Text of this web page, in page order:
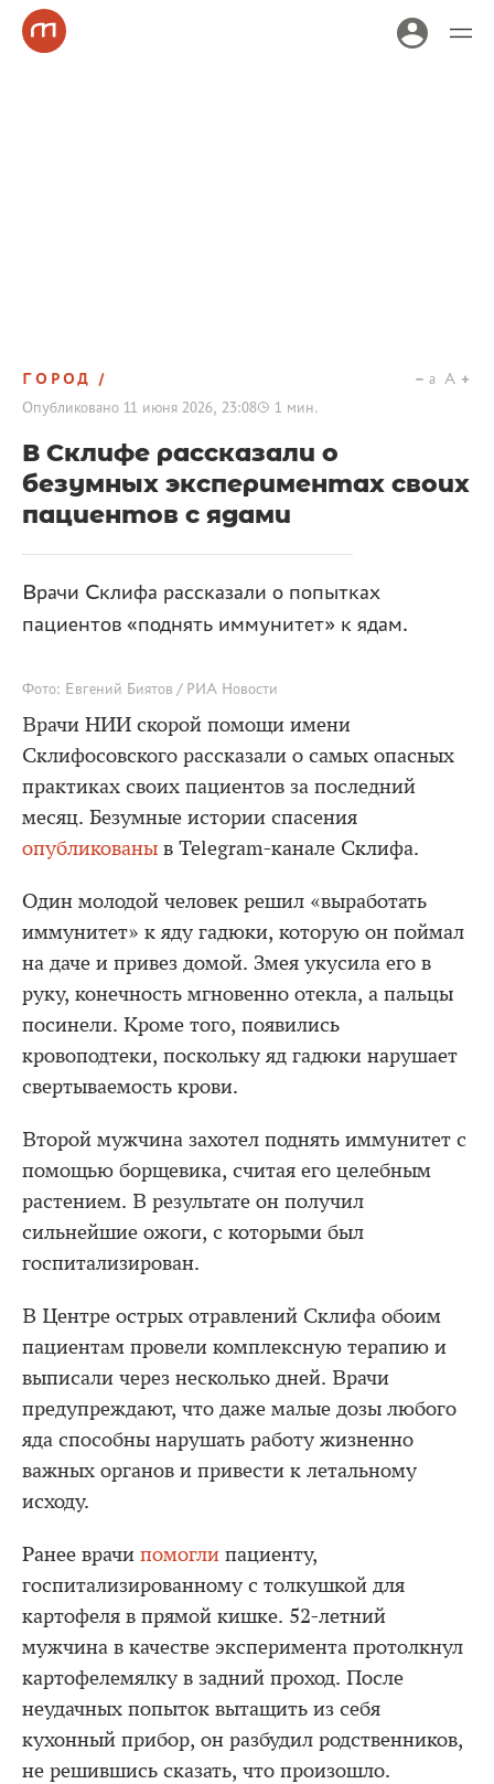
ГОРОД
Опубликовано 11 июня 2026, 23:08 1 мин.
a A
В Склифе рассказали о
безумных экспериментах своих
пациентов с ядами
Врачи Склифа рассказали о попытках
пациентов «поднять иммунитет» к ядам.
Фото: Евгений Биятов / РИА Новости
Врачи НИИ скорой помощи имени
Склифосовского рассказали о самых опасных
практиках своих пациентов за последний
месяц. Безумные истории спасения
опубликованы в Telegram-канале Склифа.
Один молодой человек решил «выработать
иммунитет» к яду гадюки, которую он поймал
на даче и привез домой. Змея укусила его в
руку, конечность мгновенно отекла, а пальцы
посинели. Кроме того, появились
кровоподтеки, поскольку яд гадюки нарушает
свертываемость крови.
Второй мужчина захотел поднять иммунитет с
помощью борщевика, считая его целебным
растением. В результате он получил
сильнейшие ожоги, с которыми был
госпитализирован.
В Центре острых отравлений Склифа обоим
пациентам провели комплексную терапию и
выписали через несколько дней. Врачи
предупреждают, что даже малые дозы любого
яда способны нарушать работу жизненно
важных органов и привести к летальному
исходу.
Ранее врачи помогли пациенту,
госпитализированному с толкушкой для
картофеля в прямой кишке. 52-летний
мужчина в качестве эксперимента протолкнул
картофелемялку в задний проход. После
неудачных попыток вытащить из себя
кухонный прибор, он разбудил родственников,
не решившись сказать, что произошло.